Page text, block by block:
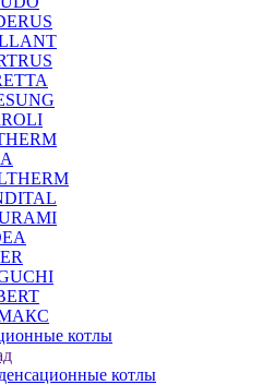
котлы
котлы